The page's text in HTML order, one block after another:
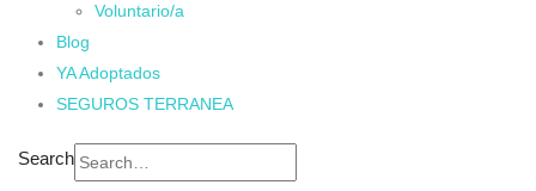
Voluntario/a
Blog
YA Adoptados
SEGUROS TERRANEA
Search